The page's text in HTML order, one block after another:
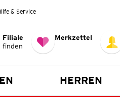
& Service
Filiale
finden
Merkzettel
HERREN